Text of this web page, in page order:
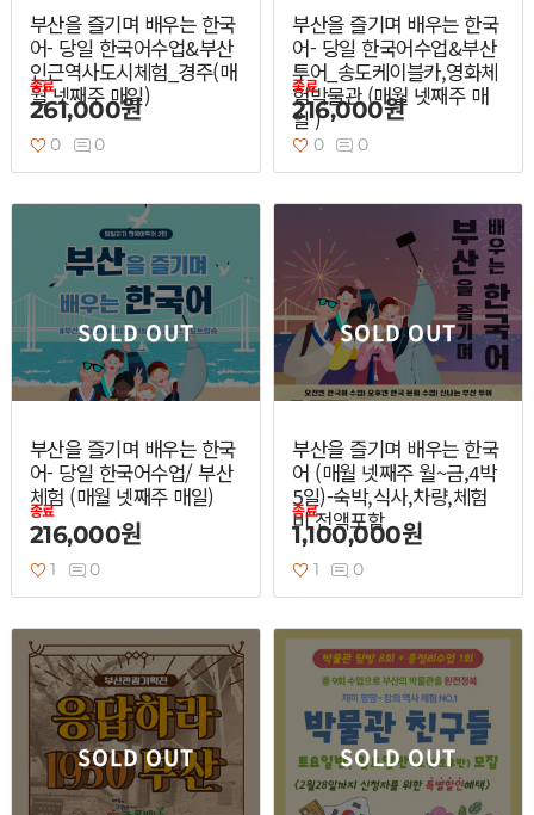
부산을 즐기며 배우는 한국
어- 당일 한국어수업&부산
인근역사도시체험_경주(매
월 넷째주 매일)
종료
261,000원
0 0
부산을 즐기며 배우는 한국
어- 당일 한국어수업&부산
투어_송도케이블카,영화체
험박물관 (매월 넷째주 매
일 )
종료
216,000원
0 0
SOLD OUT
부산을 즐기며 배우는 한국
어- 당일 한국어수업/ 부산
체험 (매월 넷째주 매일)
종료
216,000원
1 0
SOLD OUT
부산을 즐기며 배우는 한국
어 (매월 넷째주 월~금,4박
5일)-숙박,식사,차량,체험
비 전액포함
종료
1,100,000원
1 0
SOLD OUT SOLD OUT